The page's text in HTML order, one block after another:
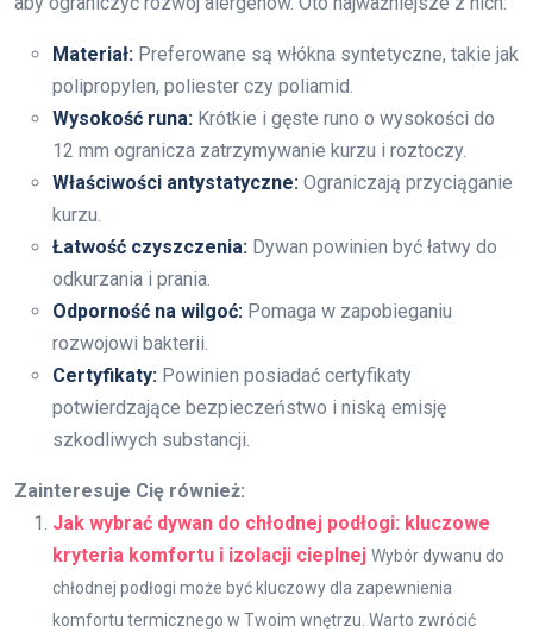
Materiał: Preferowane są włókna syntetyczne, takie jak
polipropylen, poliester czy poliamid.
Wysokość runa: Krótkie i gęste runo o wysokości do
12 mm ogranicza zatrzymywanie kurzu i roztoczy.
Właściwości antystatyczne: Ograniczają przyciąganie
kurzu.
Łatwość czyszczenia: Dywan powinien być łatwy do
odkurzania i prania.
Odporność na wilgoć: Pomaga w zapobieganiu
rozwojowi bakterii.
Certyfikaty: Powinien posiadać certyfikaty
potwierdzające bezpieczeństwo i niską emisję
szkodliwych substancji.
Zainteresuje Cię również:
Jak wybrać dywan do chłodnej podłogi: kluczowe
kryteria komfortu i izolacji cieplnej Wybór dywanu do
chłodnej podłogi może być kluczowy dla zapewnienia
komfortu termicznego w Twoim wnętrzu. Warto zwrócić